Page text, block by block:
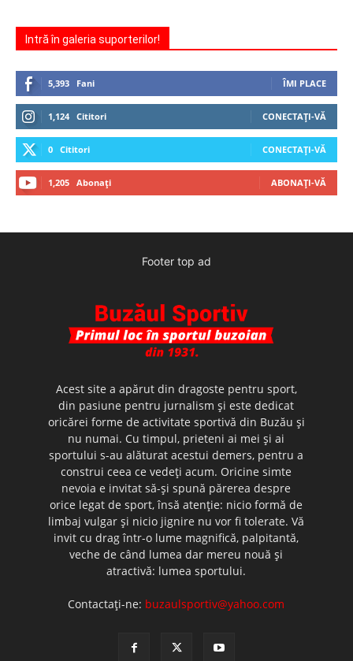
Intră în galeria suporterilor!
5,393 Fani ÎMI PLACE
1,124 Cititori CONECTAȚI-VĂ
0 Cititori CONECTAȚI-VĂ
1,205 Abonați ABONAȚI-VĂ
Footer top ad
Acest site a apărut din dragoste pentru sport,
din pasiune pentru jurnalism şi este dedicat
oricărei forme de activitate sportivă din Buzău şi
nu numai. Cu timpul, prieteni ai mei şi ai
sportului s-au alăturat acestui demers, pentru a
construi ceea ce vedeţi acum. Oricine simte
nevoia e invitat să-şi spună părerea despre
orice legat de sport, însă atenţie: nicio formă de
limbaj vulgar şi nicio jignire nu vor fi tolerate. Vă
invit cu drag într-o lume magnifică, palpitantă,
veche de când lumea dar mereu nouă şi
atractivă: lumea sportului.
Contactați-ne: buzaulsportiv@yahoo.com